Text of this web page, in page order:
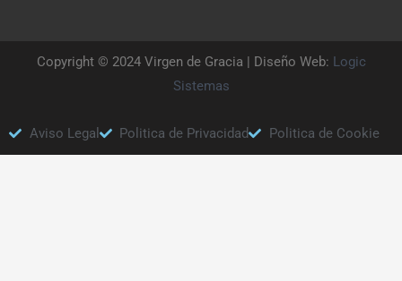
Copyright © 2024 Virgen de Gracia | Diseño Web: Logic
Sistemas
Aviso Legal Politica de Privacidad Politica de Cookie